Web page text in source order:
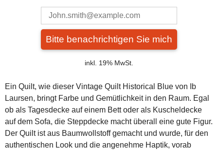
Bitte benachrichtigen Sie mich
inkl. 19% MwSt.
Ein Quilt, wie dieser Vintage Quilt Historical Blue von Ib
Laursen, bringt Farbe und Gemütlichkeit in den Raum. Egal
ob als Tagesdecke auf einem Bett oder als Kuscheldecke
auf dem Sofa, die Steppdecke macht überall eine gute Figur.
Der Quilt ist aus Baumwollstoff gemacht und wurde, für den
authentischen Look und die angenehme Haptik, vorab